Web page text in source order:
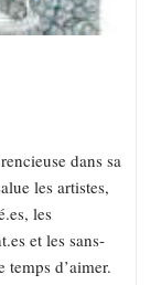
dans sa
les artistes,
les
et les sans-
d’aimer.